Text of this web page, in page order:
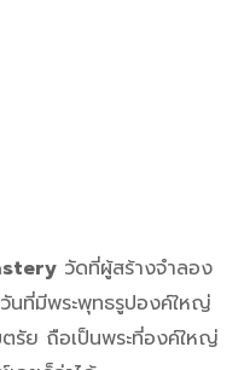
วัดที่ผู้สร้างจำลอง
นที่มีพระพุทธรูปองค์ใหญ่
ตรัย ถือเป็นพระที่องค์ใหญ่